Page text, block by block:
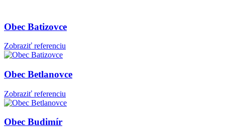
Obec Batizovce
Zobraziť referenciu
Obec Betlanovce
Zobraziť referenciu
Obec Budimír